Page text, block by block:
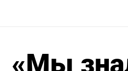
«Мы